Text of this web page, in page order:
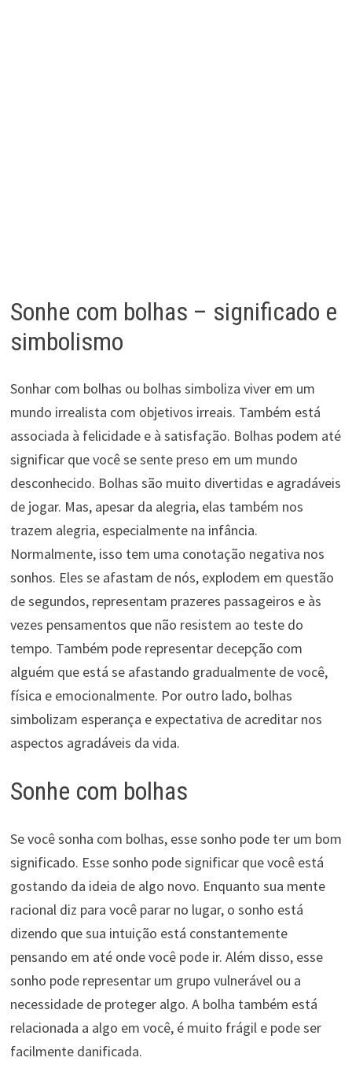
Sonhe com bolhas – significado e
simbolismo
Sonhar com bolhas ou bolhas simboliza viver em um
mundo irrealista com objetivos irreais. Também está
associada à felicidade e à satisfação. Bolhas podem até
significar que você se sente preso em um mundo
desconhecido. Bolhas são muito divertidas e agradáveis
de jogar. Mas, apesar da alegria, elas também nos
trazem alegria, especialmente na infância.
Normalmente, isso tem uma conotação negativa nos
sonhos. Eles se afastam de nós, explodem em questão
de segundos, representam prazeres passageiros e às
vezes pensamentos que não resistem ao teste do
tempo. Também pode representar decepção com
alguém que está se afastando gradualmente de você,
física e emocionalmente. Por outro lado, bolhas
simbolizam esperança e expectativa de acreditar nos
aspectos agradáveis da vida.
Sonhe com bolhas
Se você sonha com bolhas, esse sonho pode ter um bom
significado. Esse sonho pode significar que você está
gostando da ideia de algo novo. Enquanto sua mente
racional diz para você parar no lugar, o sonho está
dizendo que sua intuição está constantemente
pensando em até onde você pode ir. Além disso, esse
sonho pode representar um grupo vulnerável ou a
necessidade de proteger algo. A bolha também está
relacionada a algo em você, é muito frágil e pode ser
facilmente danificada.